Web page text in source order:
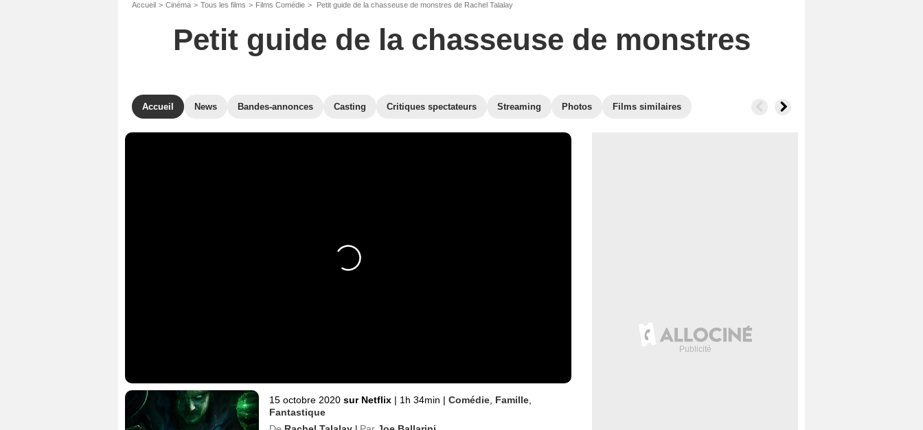
Accueil Cinéma Tous les films Films Comédie Petit guide de la chasseuse de monstres de Rachel Talalay
Petit guide de la chasseuse de monstres
Accueil News Bandes-annonces Casting Critiques spectateurs Streaming Photos Films similaires
15 octobre 2020 sur Netflix | 1h 34min | Comédie Famille
Fantastique